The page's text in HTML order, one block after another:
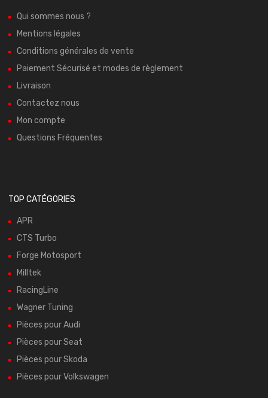
Qui sommes nous ?
Mentions légales
Conditions générales de vente
Paiement Sécurisé et modes de règlement
Livraison
Contactez nous
Mon compte
Questions Fréquentes
TOP CATÉGORIES
APR
CTS Turbo
Forge Motosport
Milltek
RacingLine
Wagner Tuning
Pièces pour Audi
Pièces pour Seat
Pièces pour Skoda
Pièces pour Volkswagen